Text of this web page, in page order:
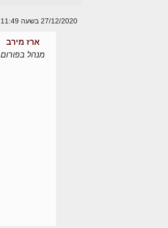
27/12/2020 בשעה 11:49
ארז מירב
מנהל בפורום